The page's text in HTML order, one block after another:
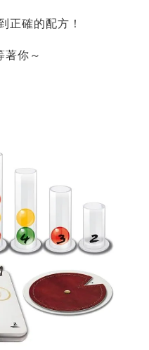
正確的配方！
著你～